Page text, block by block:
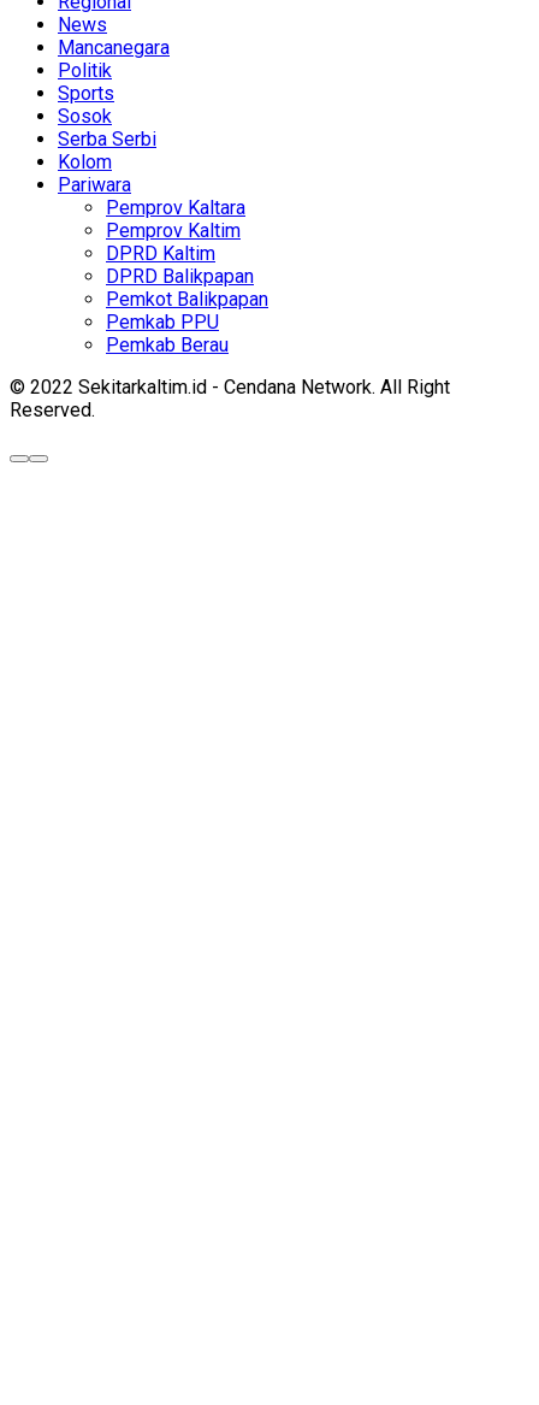
News
Mancanegara
Politik
Sports
Sosok
Serba Serbi
Kolom
Pariwara
Pemprov Kaltara
Pemprov Kaltim
DPRD Kaltim
DPRD Balikpapan
Pemkot Balikpapan
Pemkab PPU
Pemkab Berau
© 2022 Sekitarkaltim.id - Cendana Network. All Right
Reserved.